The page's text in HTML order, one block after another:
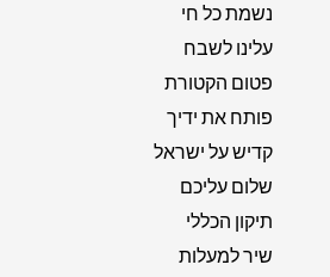
נשמת כל חי
עלינו לשבח
פטום הקטורת
פותח את ידיך
קדיש על ישראל
שלום עליכם
תיקון הכללי
שיר למעלות